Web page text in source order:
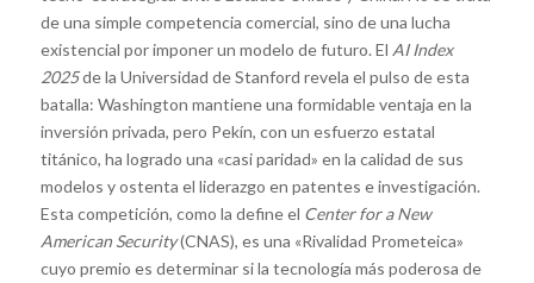
de una simple competencia comercial, sino de una lucha
existencial por imponer un modelo de futuro. El AI Index
2025de la Universidad de Stanford revela el pulso de esta
batalla: Washington mantiene una formidable ventaja en la
inversión privada, pero Pekín, con un esfuerzo estatal
titánico, ha logrado una «casi paridad» en la calidad de sus
modelos y ostenta el liderazgo en patentes e investigación.
Esta competición, como la define el Center for a New
American Security(CNAS), es una «Rivalidad Prometeica»
cuyo premio es determinar si la tecnología más poderosa de